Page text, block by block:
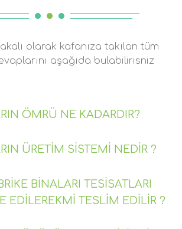
olarak kafanıza takılan tüm
aşağıda bulabilirisniz
ÖMRÜ NE KADARDIR?
ÜRETIM SISTEMI NEDIR ?
BINALARI TESISATLARI
EDILEREKMI TESLIM EDILIR ?